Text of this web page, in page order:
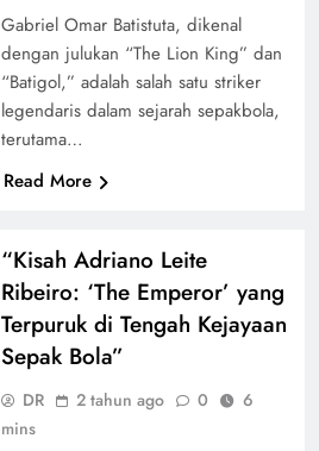
Gabriel Omar Batistuta, dikenal
dengan julukan “The Lion King” dan
“Batigol,” adalah salah satu striker
legendaris dalam sejarah sepakbola,
terutama…
Read More
“Kisah Adriano Leite
Ribeiro: ‘The Emperor’ yang
Terpuruk di Tengah Kejayaan
Sepak Bola”
DR 2 tahun ago 0
6
mins